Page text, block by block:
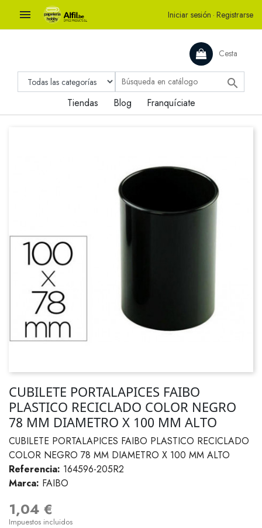
 Iniciar sesión · Registrarse
Cesta

Tiendas Blog Franquíciate
CUBILETE PORTALAPICES FAIBO
PLASTICO RECICLADO COLOR NEGRO
78 MM DIAMETRO X 100 MM ALTO
CUBILETE PORTALAPICES FAIBO PLASTICO RECICLADO
COLOR NEGRO 78 MM DIAMETRO X 100 MM ALTO
Referencia: 164596-205R2
Marca: FAIBO
1,04 €
Impuestos incluidos